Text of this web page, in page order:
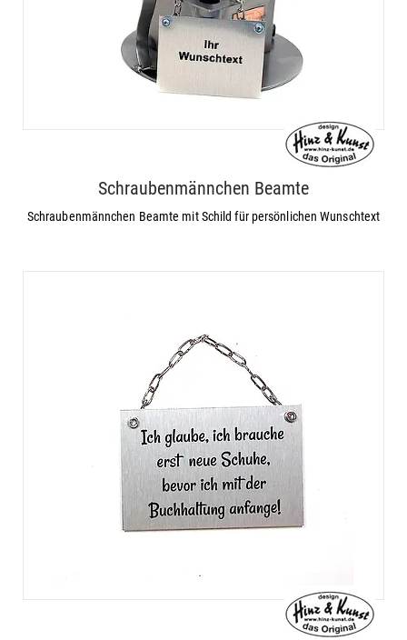
Schraubenmännchen Beamte
Schraubenmännchen Beamte mit Schild für persönlichen Wunschtext